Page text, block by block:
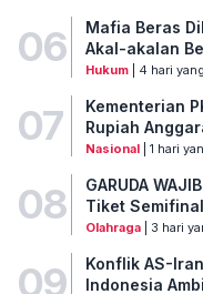
06
Mafia Beras
Akal-akalan
Hukum| 4 hari
07
Kementerian
Rupiah
Nasional| 1 hari
08
GARUDA
Tiket
Olahraga| 3 hari
09
Konflik AS-
Indonesia